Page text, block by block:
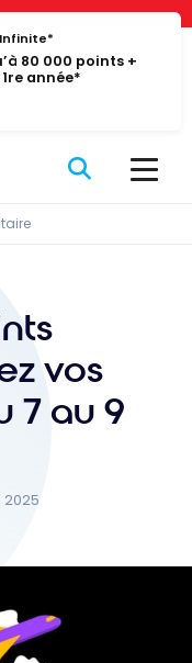
80 000 points +
année*
vos
7 au 9
2025